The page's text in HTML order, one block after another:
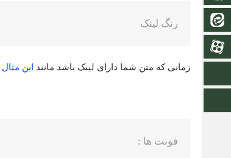
اینستاگرام
رنگ لینک
زمانی که متن شما دارای لینک باشد مانند این مثال
فونت ها :